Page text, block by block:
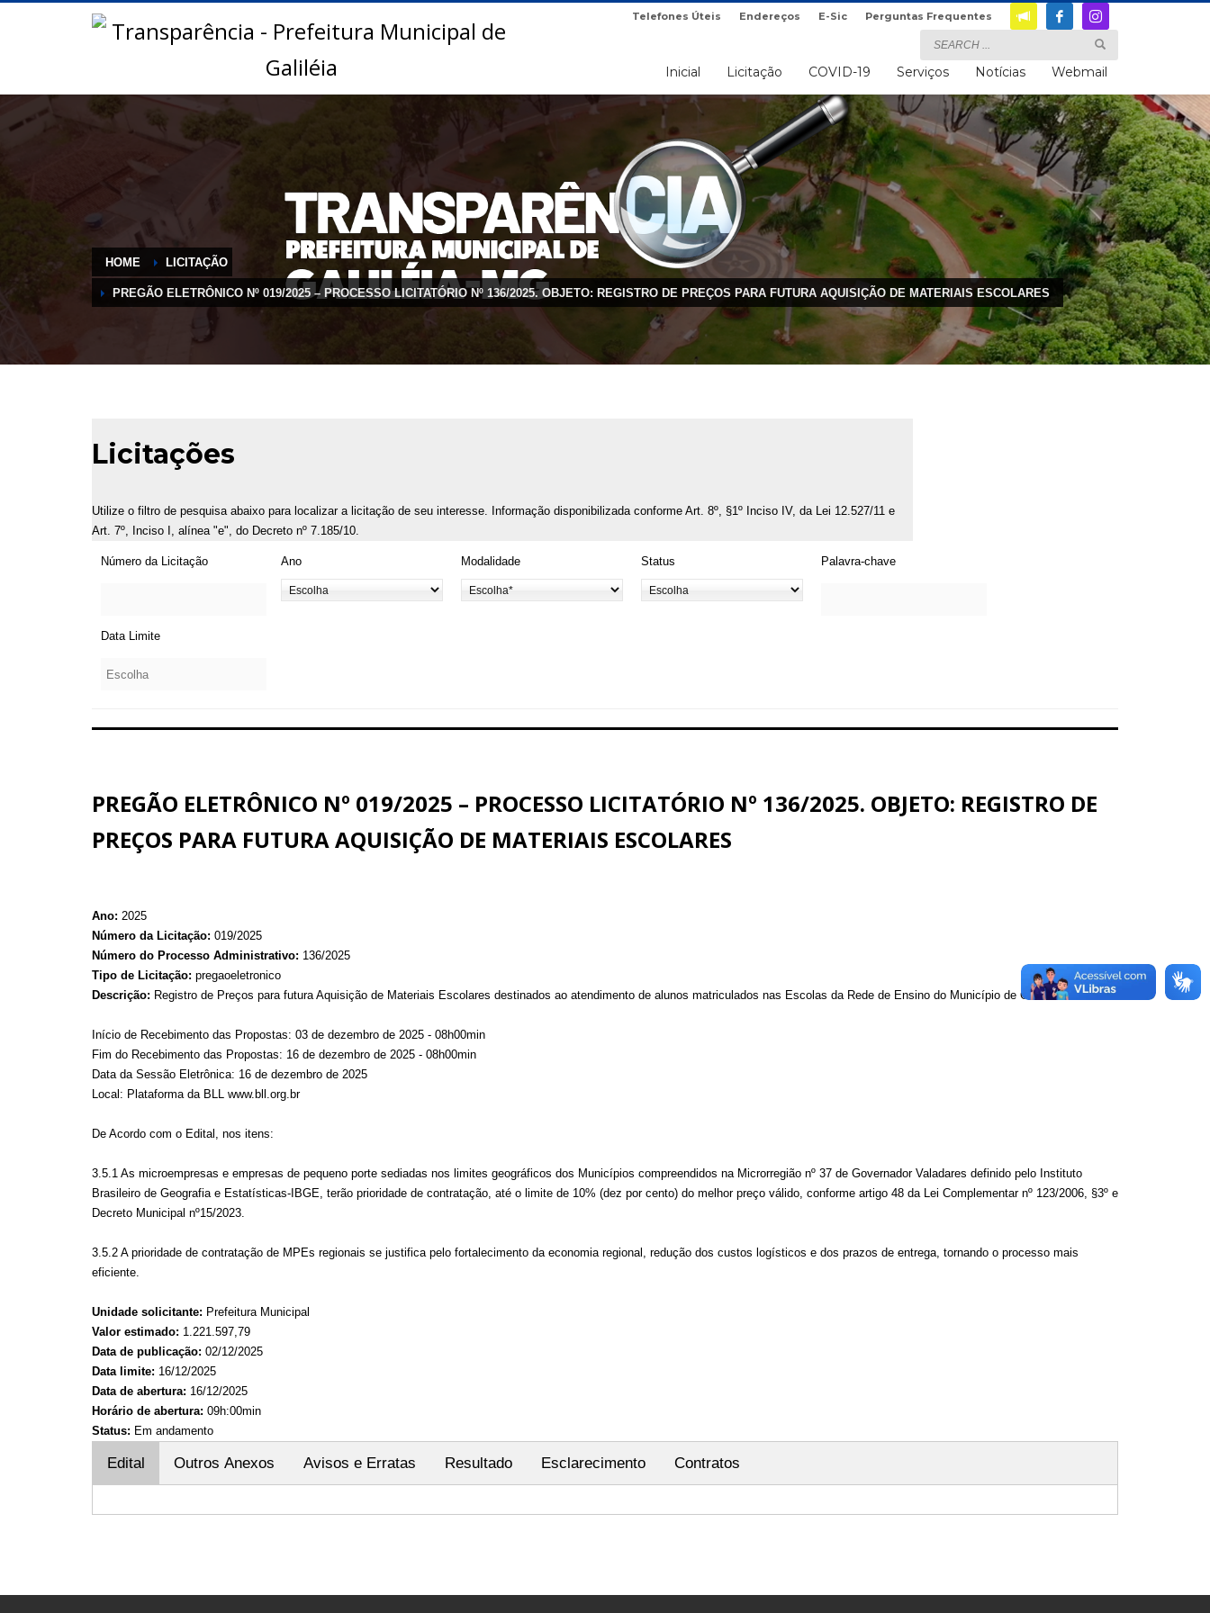
Telefones Úteis Endereços E-Sic Perguntas Frequentes
Inicial Licitação COVID-19 Serviços Notícias Webmail
HOME LICITAÇÃO
PREGÃO ELETRÔNICO Nº 019/2025 – PROCESSO LICITATÓRIO Nº 136/2025. OBJETO: REGISTRO DE PREÇOS PARA FUTURA AQUISIÇÃO DE MATERIAIS ESCOLARES
Licitações
Utilize o filtro de pesquisa abaixo para localizar a licitação de seu interesse. Informação disponibilizada conforme Art. 8º, §1º Inciso IV, da Lei 12.527/11 e
Art. 7º, Inciso I, alínea "e", do Decreto nº 7.185/10.
Número da Licitação Ano Modalidade Status Palavra-chave
Data Limite
PREGÃO ELETRÔNICO Nº 019/2025 – PROCESSO LICITATÓRIO Nº 136/2025. OBJETO: REGISTRO DE
PREÇOS PARA FUTURA AQUISIÇÃO DE MATERIAIS ESCOLARES
Ano: 2025
Número da Licitação: 019/2025
Número do Processo Administrativo: 136/2025
Tipo de Licitação: pregaoeletronico
Descrição: Registro de Preços para futura Aquisição de Materiais Escolares destinados ao atendimento de alunos matriculados nas Escolas da Rede de Ensino do Município de Galiléia/MG.
Início de Recebimento das Propostas: 03 de dezembro de 2025 - 08h00min
Fim do Recebimento das Propostas: 16 de dezembro de 2025 - 08h00min
Data da Sessão Eletrônica: 16 de dezembro de 2025
Local: Plataforma da BLL www.bll.org.br
De Acordo com o Edital, nos itens:
3.5.1 As microempresas e empresas de pequeno porte sediadas nos limites geográficos dos Municípios compreendidos na Microrregião nº 37 de Governador Valadares definido pelo Instituto
Brasileiro de Geografia e Estatísticas-IBGE, terão prioridade de contratação, até o limite de 10% (dez por cento) do melhor preço válido, conforme artigo 48 da Lei Complementar nº 123/2006, §3º e
Decreto Municipal nº15/2023.
3.5.2 A prioridade de contratação de MPEs regionais se justifica pelo fortalecimento da economia regional, redução dos custos logísticos e dos prazos de entrega, tornando o processo mais
eficiente.
Unidade solicitante: Prefeitura Municipal
Valor estimado: 1.221.597,79
Data de publicação: 02/12/2025
Data limite: 16/12/2025
Data de abertura: 16/12/2025
Horário de abertura: 09h:00min
Status: Em andamento
Edital Outros Anexos Avisos e Erratas Resultado Esclarecimento Contratos